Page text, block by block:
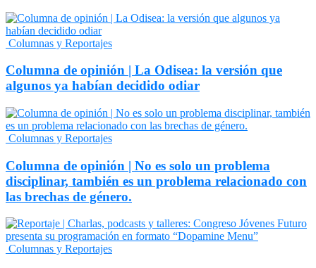
Columnas y Reportajes
Columna de opinión | La Odisea: la versión que
algunos ya habían decidido odiar
Columnas y Reportajes
Columna de opinión | No es solo un problema
disciplinar, también es un problema relacionado con
las brechas de género.
Columnas y Reportajes